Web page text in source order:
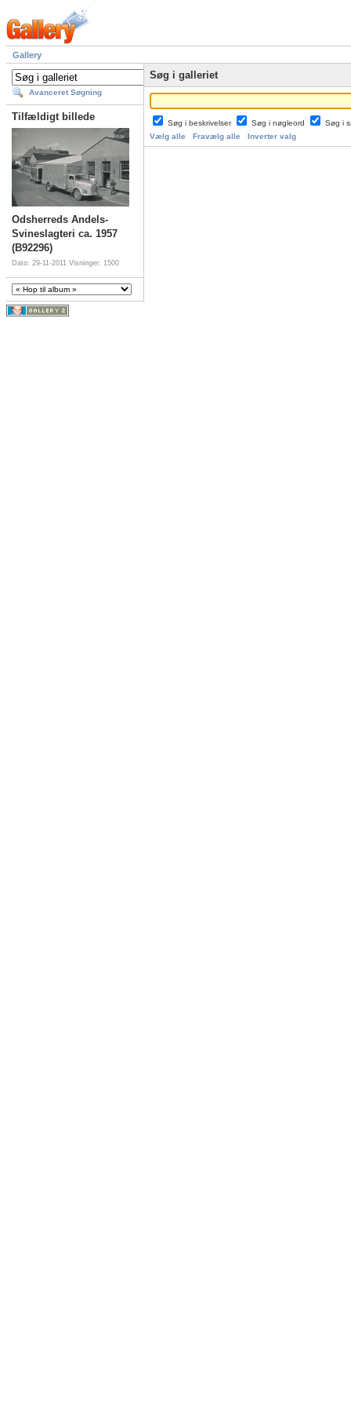
Gallery
Avanceret Søgning
Tilfældigt billede
Odsherreds Andels-
Svineslagteri ca. 1957
(B92296)
Dato: 29-11-2011 Visninger: 1500
Søg i galleriet
Søg i beskrivelser Søg i nøgleord
Søg i
Vælg alle
Fravælg alle Inverter valg